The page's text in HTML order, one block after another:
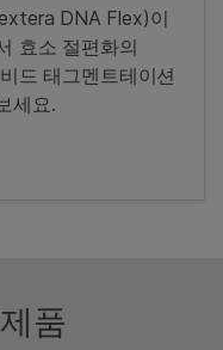
DNA Flex)이
효소 절편화의
드 태그멘트테이션
세요.
품